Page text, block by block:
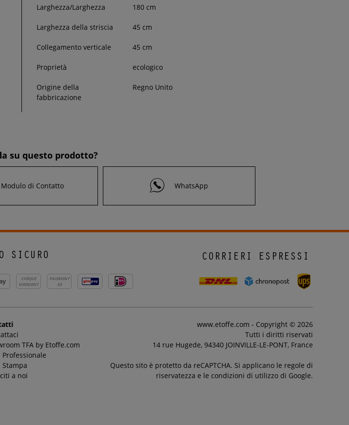
Larghezza/Larghezza 180 cm
Larghezza della striscia 45 cm
Collegamento verticale 45 cm
Proprietà ecologico
Origine della
fabbricazione
Regno Unito
su questo prodotto?
Modulo di Contatto WhatsApp
SICURO
CHÈQUE
VIREMENT
PAIEMENT
X3
CORRIERI ESPRESSI
TFA by Etoffe.com
Professionale
Stampa
a noi
www.etoffe.com - Copyright © 2026
Tutti i diritti riservati
14 rue Hugede, 94340 JOINVILLE-LE-PONT, France
Questo sito è protetto da reCAPTCHA. Si applicano le regole di
riservatezza e le condizioni di utilizzo di Google.